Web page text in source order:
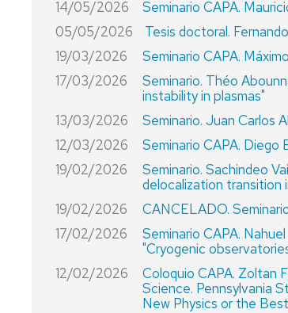
14/05/2026
Seminario CAPA.
05/05/2026
Tesis doctoral.
19/03/2026
Seminario CAPA.
17/03/2026
Seminario. Théo
instability in plasmas"
13/03/2026
Seminario. Juan Carlos
12/03/2026
Seminario CAPA. Diego
19/02/2026
Seminario. Sachindeo
delocalization transition
19/02/2026
CANCELADO.
17/02/2026
Seminario CAPA.
"Cryogenic
12/02/2026
Coloquio CAPA. Zoltan
Science. Pennsylvania
New Physics or the